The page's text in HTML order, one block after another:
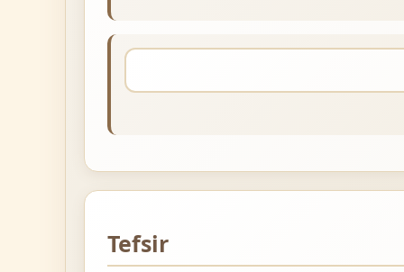
Tefsir